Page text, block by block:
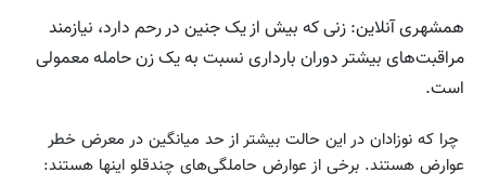
همشهری آنلاین: زنی که بیش از یک جنین در رحم دارد، نیازمند
مراقبت‌های بیشتر دوران بارداری نسبت به یک زن حامله معمولی
است.
چرا که نوزادان در این حالت بیشتر از حد میانگین در معرض خطر
عوارض هستند. برخی از عوارض حاملگی‌های چندقلو اینها هستند: